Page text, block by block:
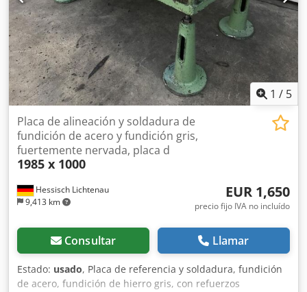
1 / 5
Hessisch Lichtenau
9,413 km
Placa de alineación y soldadura de
fundición de acero y fundición gris,
fuertemente nervada, placa d
1985 x 1000
EUR 1,650
precio fijo IVA no incluído
Consultar Llamar
Estado: usado, Placa de referencia y soldadura, fundición
de acero, fundición de hierro gris, con refuerzos